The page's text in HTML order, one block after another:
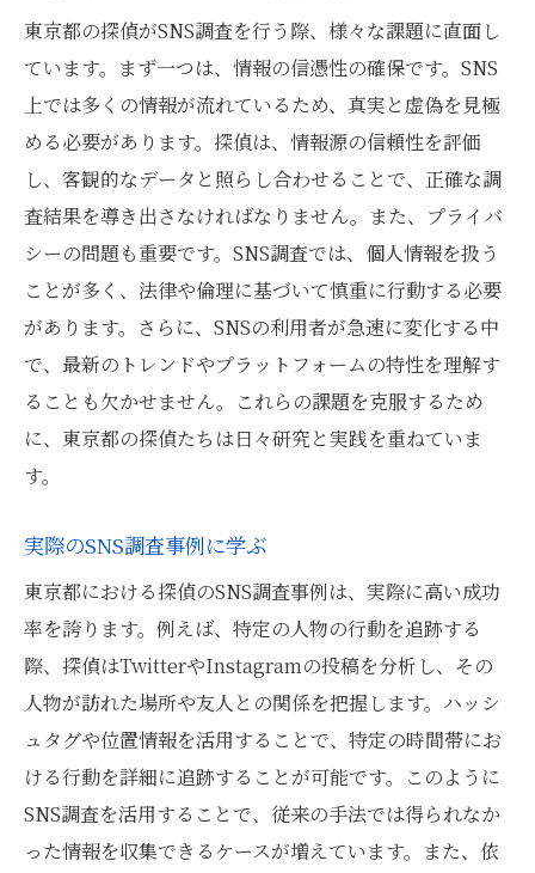
東京都の探偵がSNS調査を行う際、様々な課題に直面し
ています。まず一つは、情報の信憑性の確保です。SNS
上では多くの情報が流れているため、真実と虚偽を見極
める必要があります。探偵は、情報源の信頼性を評価
し、客観的なデータと照らし合わせることで、正確な調
査結果を導き出さなければなりません。また、プライバ
シーの問題も重要です。SNS調査では、個人情報を扱う
ことが多く、法律や倫理に基づいて慎重に行動する必要
があります。さらに、SNSの利用者が急速に変化する中
で、最新のトレンドやプラットフォームの特性を理解す
ることも欠かせません。これらの課題を克服するため
に、東京都の探偵たちは日々研究と実践を重ねていま
す。
実際のSNS調査事例に学ぶ
東京都における探偵のSNS調査事例は、実際に高い成功
率を誇ります。例えば、特定の人物の行動を追跡する
際、探偵はTwitterやInstagramの投稿を分析し、その
人物が訪れた場所や友人との関係を把握します。ハッシ
ュタグや位置情報を活用することで、特定の時間帯にお
ける行動を詳細に追跡することが可能です。このように
SNS調査を活用することで、従来の手法では得られなか
った情報を収集できるケースが増えています。また、依